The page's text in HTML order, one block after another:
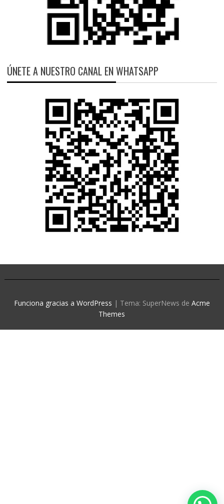
ÚNETE A NUESTRO CANAL EN WHATSAPP
Funciona gracias a WordPress | Tema: SuperNews de Acme
Themes